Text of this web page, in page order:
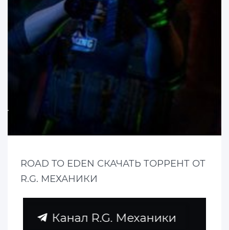
ROAD TO EDEN СКАЧАТЬ ТОРРЕНТ ОТ
R.G. МЕХАНИКИ
Канал R.G. Механики